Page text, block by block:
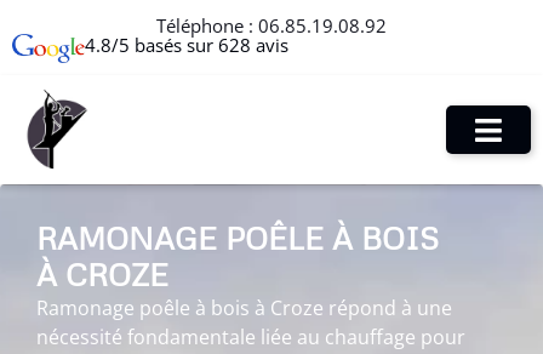
Téléphone : 06.85.19.08.92
4.8/5 basés sur 628 avis
RAMONAGE POÊLE À BOIS
À CROZE
Ramonage poêle à bois à Croze répond à une
nécessité fondamentale liée au chauffage pour